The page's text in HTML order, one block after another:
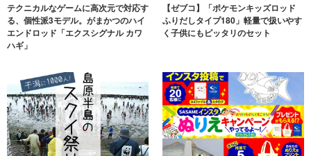
テクニカルなゲームに高次元で対応す
る、個性派3モデル。がまかつのハイ
エンドロッド「エクスシグナル カワ
ハギ」
【ゼブコ】「ポケモンキッズロッド
ふりだしタイプ180」軽量で扱いやす
く子供にもピッタリのセット